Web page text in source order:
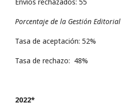
Porcentaje de la Gestión Editorial
Tasa de aceptación: 52%
Tasa de rechazo: 48%
2022*